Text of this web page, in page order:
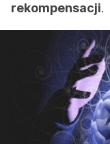
rekompensacji.